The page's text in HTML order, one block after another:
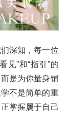
深知，每一位
见”和“指引”的
是为你量身铺
不是简单的重
掌握属于自己